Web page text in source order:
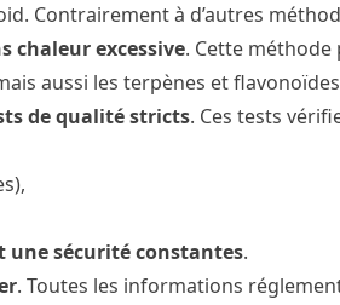
Contrairement à d’autres
chaleur excessive. Cette méthode
aussi les terpènes et
de qualité stricts. Ces tests
une sécurité constantes.
. Toutes les informations